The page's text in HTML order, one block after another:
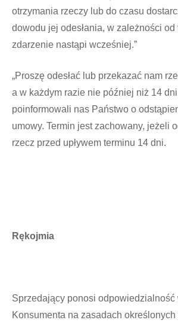
otrzymania rzeczy lub do czasu
dowodu jej odesłania, w zależności od
zdarzenie nastąpi wcześniej.”
„Proszę odesłać lub przekazać nam
a w każdym razie nie później niż 14
poinformowali nas Państwo o
umowy. Termin jest zachowany, jeżeli
rzecz przed upływem terminu 14 dni.
Rękojmia
Sprzedający ponosi odpowiedzialność
Konsumenta na zasadach określonych